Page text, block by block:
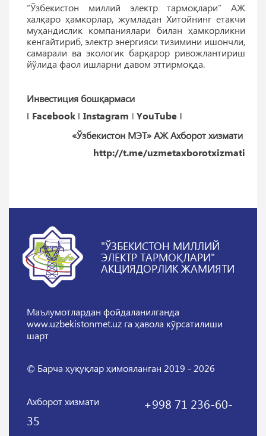
“Ўзбекистон миллий электр тармоқлари” АЖ
халқаро ҳамкорлар, жумладан Хитойнинг етакчи
муҳандислик компаниялари билан ҳамкорликни
кенгайтириб, электр энергияси тизимини ишончли,
самарали ва экологик барқарор ривожлантириш
йўлида фаол ишларни давом эттирмоқда.
Инвестиция бошқармаси
‖ Facebook ‖ Instagram ‖ YouTube ‖
«Ўзбекистон МЭТ» АЖ Ахборот хизмати
http://t.me/uzmetaxborotxizmati
"ЎЗБЕКИСТОН МИЛЛИЙ
ЭЛЕКТР ТАРМОҚЛАРИ"
АКЦИЯДОРЛИК ЖАМИЯТИ
Маълумотлардан фойдаланилганда
www.uzbekistonmet.uz га ҳавола кўрсатилиши
шарт
© Барча ҳуқуқлар ҳимояланган 2019 - 2026
Ахборот хизмати
+998 71 236-60-
35